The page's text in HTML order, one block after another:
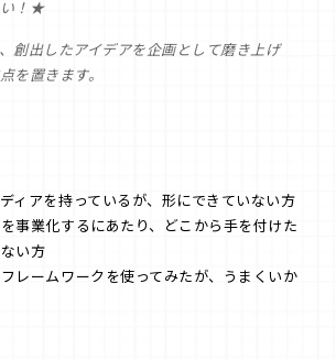
！★
創出したアイデアを企画として磨き上げ
を置きます。
ィアを持っているが、形にできていない方
事業化するにあたり、どこから手を付けた
い方
レームワークを使ってみたが、うまくいか